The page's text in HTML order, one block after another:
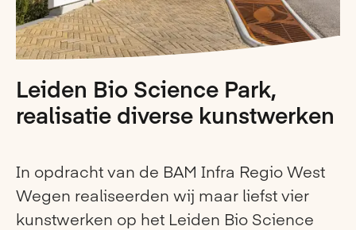
Leiden Bio Science Park,
realisatie diverse kunstwerken
In opdracht van de BAM Infra Regio West
Wegen realiseerden wij maar liefst vier
kunstwerken op het Leiden Bio Science